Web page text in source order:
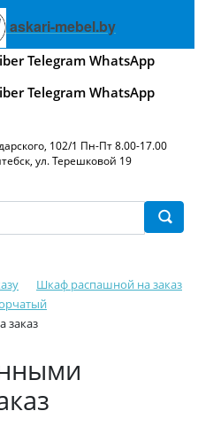
askari-mebel.by
Telegram WhatsApp
Telegram WhatsApp
102/1 Пн-Пт 8.00-17.00
ул. Терешковой 19
Шкаф распашной на заказ
заказ